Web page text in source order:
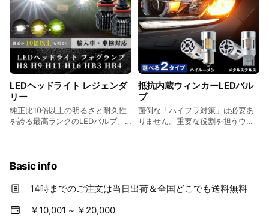
LEDヘッドライト レジェンダ
リー
純正比10倍以上の明るさと耐久性
を誇る最高ランクのLEDバルブ。
抵抗内蔵ウィンカーLEDバル
ブ
面倒な「ハイフラ対策」は必要あ
りません。重要な役割を担うウィ
Basic info
14時までのご注文は当日出荷＆全国どこでも送料無料
￥10,001 ~ ￥20,000